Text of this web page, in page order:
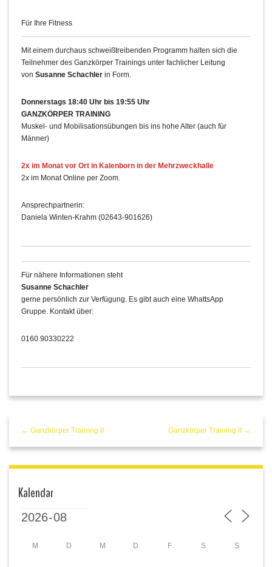
Für Ihre Fitness
Mit einem durchaus schweißtreibenden Programm halten sich die
Teilnehmer des Ganzkörper Trainings unter fachlicher Leitung
von Susanne Schachler in Form.
Donnerstags 18:40 Uhr bis 19:55 Uhr
GANZKÖRPER TRAINING
Muskel- und Mobilisationsübungen bis ins hohe Alter (auch für
Männer)
2x im Monat vor Ort in Kalenborn in der Mehrzweckhalle
2x im Monat Online per Zoom.
Ansprechpartnerin:
Daniela Winten-Krahm (02643-901626)
Für nähere Informationen steht
Susanne Schachler
gerne persönlich zur Verfügung. Es gibt auch eine WhattsApp
Gruppe. Kontakt über:
0160 90330222
← Ganzkörper Training II Ganzkörper Training II →
Kalendar
M D M D F S S